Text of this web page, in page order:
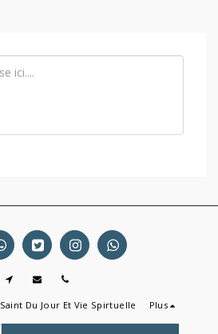
Saint Du Jour Et Vie Spirtuelle Plus